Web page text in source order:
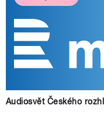
Audiosvět Českého